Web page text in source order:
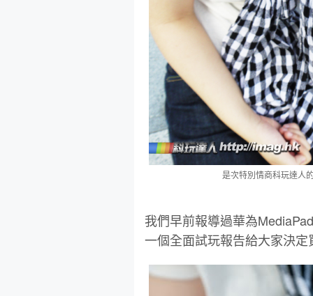
是次特別情商科玩達人
我們早前報導過華為
一個全面試玩報告給大家決